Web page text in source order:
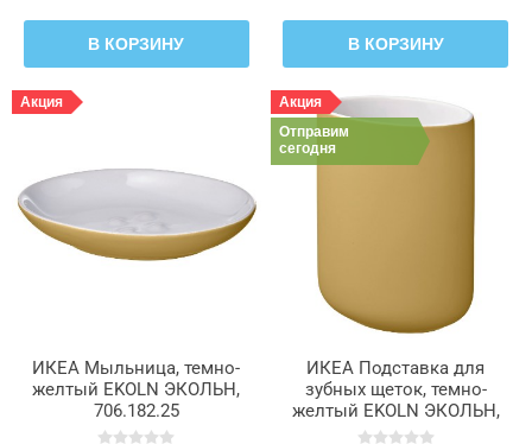
В КОРЗИНУ В КОРЗИНУ
Акция
ИКЕА Мыльница, темно-
желтый EKOLN ЭКОЛЬН,
706.182.25
Акция
Отправим
сегодня
ИКЕА Подставка для
зубных щеток, темно-
желтый EKOLN ЭКОЛЬН,
006.182.38